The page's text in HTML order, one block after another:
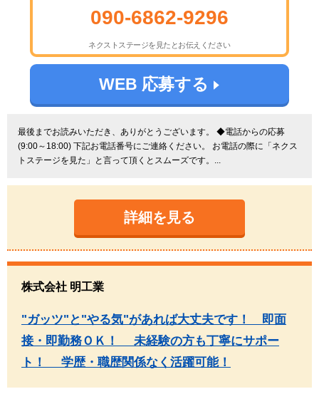
090-6862-9296
ネクストステージを見たとお伝えください
WEB 応募する
最後までお読みいただき、ありがとうございます。 ◆電話からの応募
(9:00～18:00) 下記お電話番号にご連絡ください。 お電話の際に「ネクス
トステージを見た」と言って頂くとスムーズです。...
詳細を見る
株式会社 明工業
"ガッツ"と"やる気"があれば大丈夫です！ 即面
接・即勤務ＯＫ！ 未経験の方も丁寧にサポー
ト！ 学歴・職歴関係なく活躍可能！